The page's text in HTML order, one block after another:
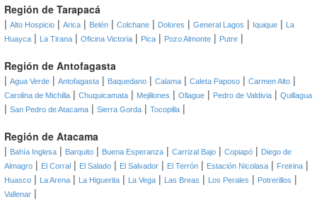
Región de Tarapacá
| Alto Hospicio | Arica | Belén | Colchane | Dolores | General Lagos | Iquique |
La
Huayca | La Tirana | Oficina Victoria | Pica | Pozo Almonte | Putre |
Región de Antofagasta
| Agua Verde | Antofagasta | Baquedano | Calama | Caleta Paposo | Carmen Alto |
Carolina de Michilla | Chuquicamata | Mejillones | Ollague | Pedro de Valdivia | Quillagua
| San Pedro de Atacama | Sierra Gorda | Tocopilla |
Región de Atacama
| Bahía Inglesa | Barquito | Buena Esperanza | Carrizal Bajo | Copiapó | Diego de
Almagro | El Corral | El Salado | El Salvador | El Terrón | Estación Nicolasa | Freirina |
Huasco | La Arena | La Higuerita | La Vega | Las Breas | Los Perales | Potrerillos |
Vallenar |